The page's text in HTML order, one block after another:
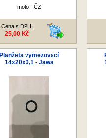
moto - ČZ
Cena s DPH:
25,00 Kč
Planžeta vymezovací
14x20x0,1 - Jawa